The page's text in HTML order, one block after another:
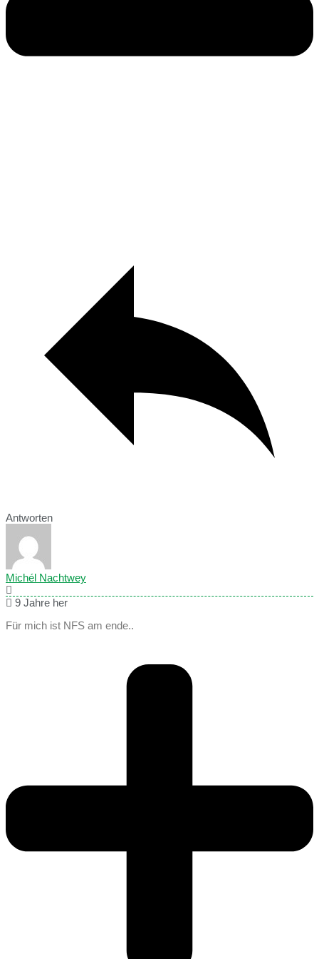
Antworten
Michél Nachtwey
9 Jahre her
Für mich ist NFS am ende..